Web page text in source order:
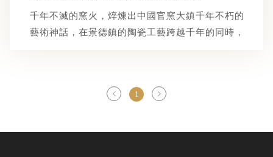
千年不滅的窯火，焠煉出中國官窯大鎮千年不朽的
藝術神話，在景德鎮的陶瓷工藝跨越千年的同時，
為您齊聚中國工藝美術大師
巧奪天工的精湛作品展現景德鎮千年瓷都之雍容風
1